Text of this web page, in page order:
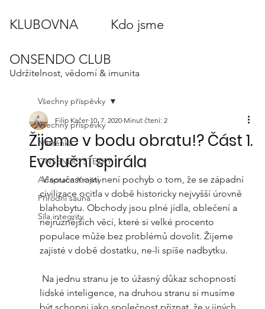
ONSENDO CLUB
Udržitelnost, vědomí & imunita
KLUBOVNA Kdo jsme
Všechny příspěvky
Nástěnka
ONSENDO STEZKY
Adaptace Krajiny
Přírodní sauna
Síla integrity
Všechny příspěvky
Žijeme v bodu obratu!? Část 1.
Evoluční spirála
Filip Kačer 10. 7. 2020 Minut čtení: 2
V současnosti není pochyb o tom, že se západní
civilizace ocitla v době historicky nejvyšší úrovně
blahobytu. Obchody jsou plné jídla, oblečení a
nejrůznějších věcí, které si velké procento
populace může bez problémů dovolit. Žijeme
zajisté v době dostatku, ne-li spíše nadbytku.
lidské inteligence, na druhou stranu si musíme